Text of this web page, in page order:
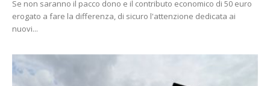
Se non saranno il pacco dono e il contributo economico di 50 euro
erogato a fare la differenza, di sicuro l'attenzione dedicata ai
nuovi...